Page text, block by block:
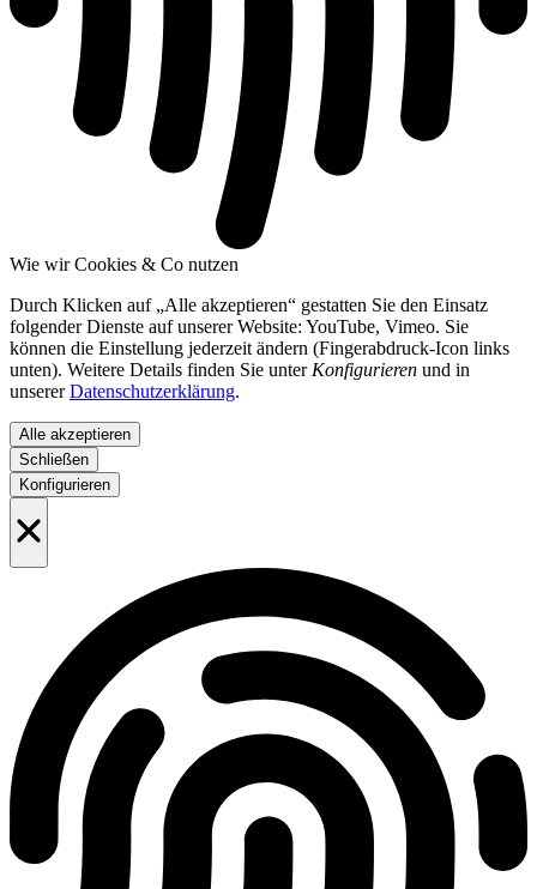
Wie wir Cookies & Co nutzen
Durch Klicken auf „Alle akzeptieren“ gestatten Sie den Einsatz
folgender Dienste auf unserer Website: YouTube, Vimeo. Sie
können die Einstellung jederzeit ändern (Fingerabdruck-Icon links
unten). Weitere Details finden Sie unter Konfigurieren und in
unsererDatenschutzerklärung.
Alle akzeptieren
Schließen
Konfigurieren